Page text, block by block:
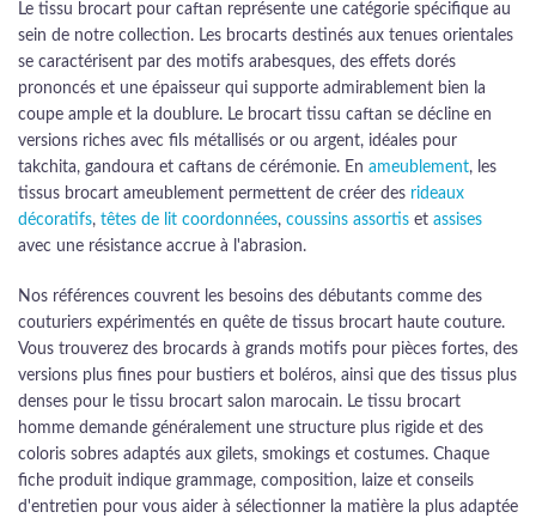
Le tissu brocart pour caftan représente une catégorie spécifique au
sein de notre collection. Les brocarts destinés aux tenues orientales
se caractérisent par des motifs arabesques, des effets dorés
prononcés et une épaisseur qui supporte admirablement bien la
coupe ample et la doublure. Le brocart tissu caftan se décline en
versions riches avec fils métallisés or ou argent, idéales pour
takchita, gandoura et caftans de cérémonie. En ameublement, les
tissus brocart ameublement permettent de créer des rideaux
décoratifs, têtes de lit coordonnées, coussins assortis et assises
avec une résistance accrue à l'abrasion.
Nos références couvrent les besoins des débutants comme des
couturiers expérimentés en quête de tissus brocart haute couture.
Vous trouverez des brocards à grands motifs pour pièces fortes, des
versions plus fines pour bustiers et boléros, ainsi que des tissus plus
denses pour le tissu brocart salon marocain. Le tissu brocart
homme demande généralement une structure plus rigide et des
coloris sobres adaptés aux gilets, smokings et costumes. Chaque
fiche produit indique grammage, composition, laize et conseils
d'entretien pour vous aider à sélectionner la matière la plus adaptée